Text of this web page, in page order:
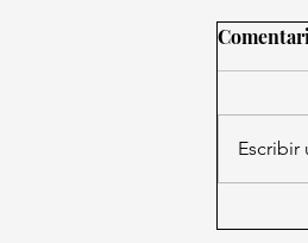
Escribir